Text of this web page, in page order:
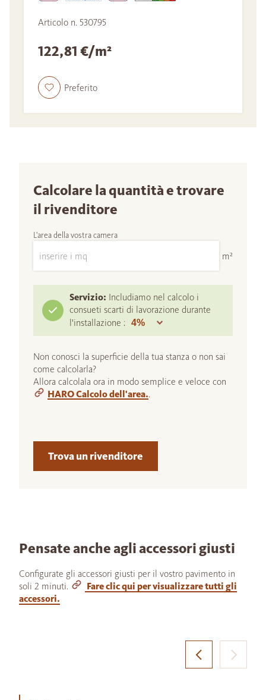
Articolo n. 530795
122,81 €/m²
Preferito
Calcolare la quantità e trovare
il rivenditore
L'area della vostra camera
m²
Servizio: Includiamo nel calcolo i
consueti scarti di lavorazione durante
l'installazione :
Non conosci la superficie della tua stanza o non sai
come calcolarla?
Allora calcolala ora in modo semplice e veloce con
HARO Calcolo dell'area..
Trova un rivenditore
Pensate anche agli accessori giusti
Configurate gli accessori giusti per il vostro pavimento in
soli 2 minuti.
Fare clic qui per visualizzare tutti gli
accessori.